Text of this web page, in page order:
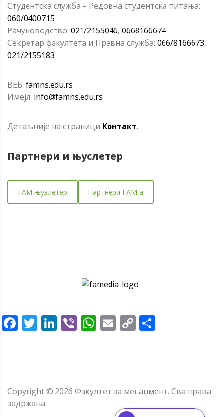
Студентска служба – Редовна студентска питања:
060/0400715
Рачуноводство: 021/2155046, 0668166674
Секретар факултета и Правна служба: 066/8166673,
021/2155183
ВЕБ: famns.edu.rs
Имејл: info@famns.edu.rs
Детаљније на страници Контакт.
Партнери и њуслетер
FAM њузлетер Партнери FAM-a
Facebook
Twitter
LinkedIn
ViberWhatsApp
Email
Copy
Copyright © 2026 Факултет за менаџмент. Сва права
задржана.